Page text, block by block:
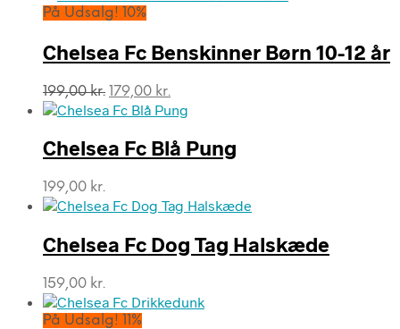
pris
209,00 kr.. 134,00 kr..
På Udsalg! 10%
Chelsea Fc Benskinner Børn 10-12 år
199,00kr. Den
oprindelige
var:
199,00 kr..
179,00 kr.
aktuelle
er:
179,00 kr..
Chelsea Fc Blå Pung
199,00 kr.
Chelsea Fc Dog Tag Halskæde
159,00 kr.
På Udsalg! 11%